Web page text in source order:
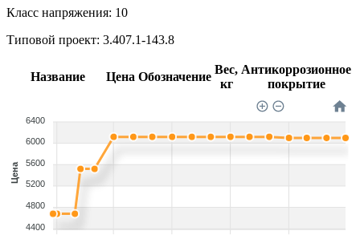
Класс напряжения: 10
Типовой проект: 3.407.1-143.8
Название Цена Обозначение
Вес,
кг
Антикоррозионное
покрытие
6400
6000
5600
5200
4800
4400
Цена